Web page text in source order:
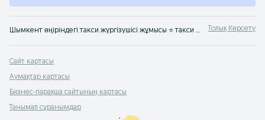
Шымкент өңіріндегі такси жүргізушісі жұмысы ⭐ такси жүргізушісі бос жұмыс орындарының үлкен таңдауы ✌ тікелей жұмыс берушілер ⭐ такси жүргізушісі жұмысын оңай әрі тез табуға болатын жер ☛ OLX.kz Шымкент Толық Көрсету
Сайт картасы
Аумақтар картасы
Бизнес-парақша сайтының картасы
Танымал сұранымдар